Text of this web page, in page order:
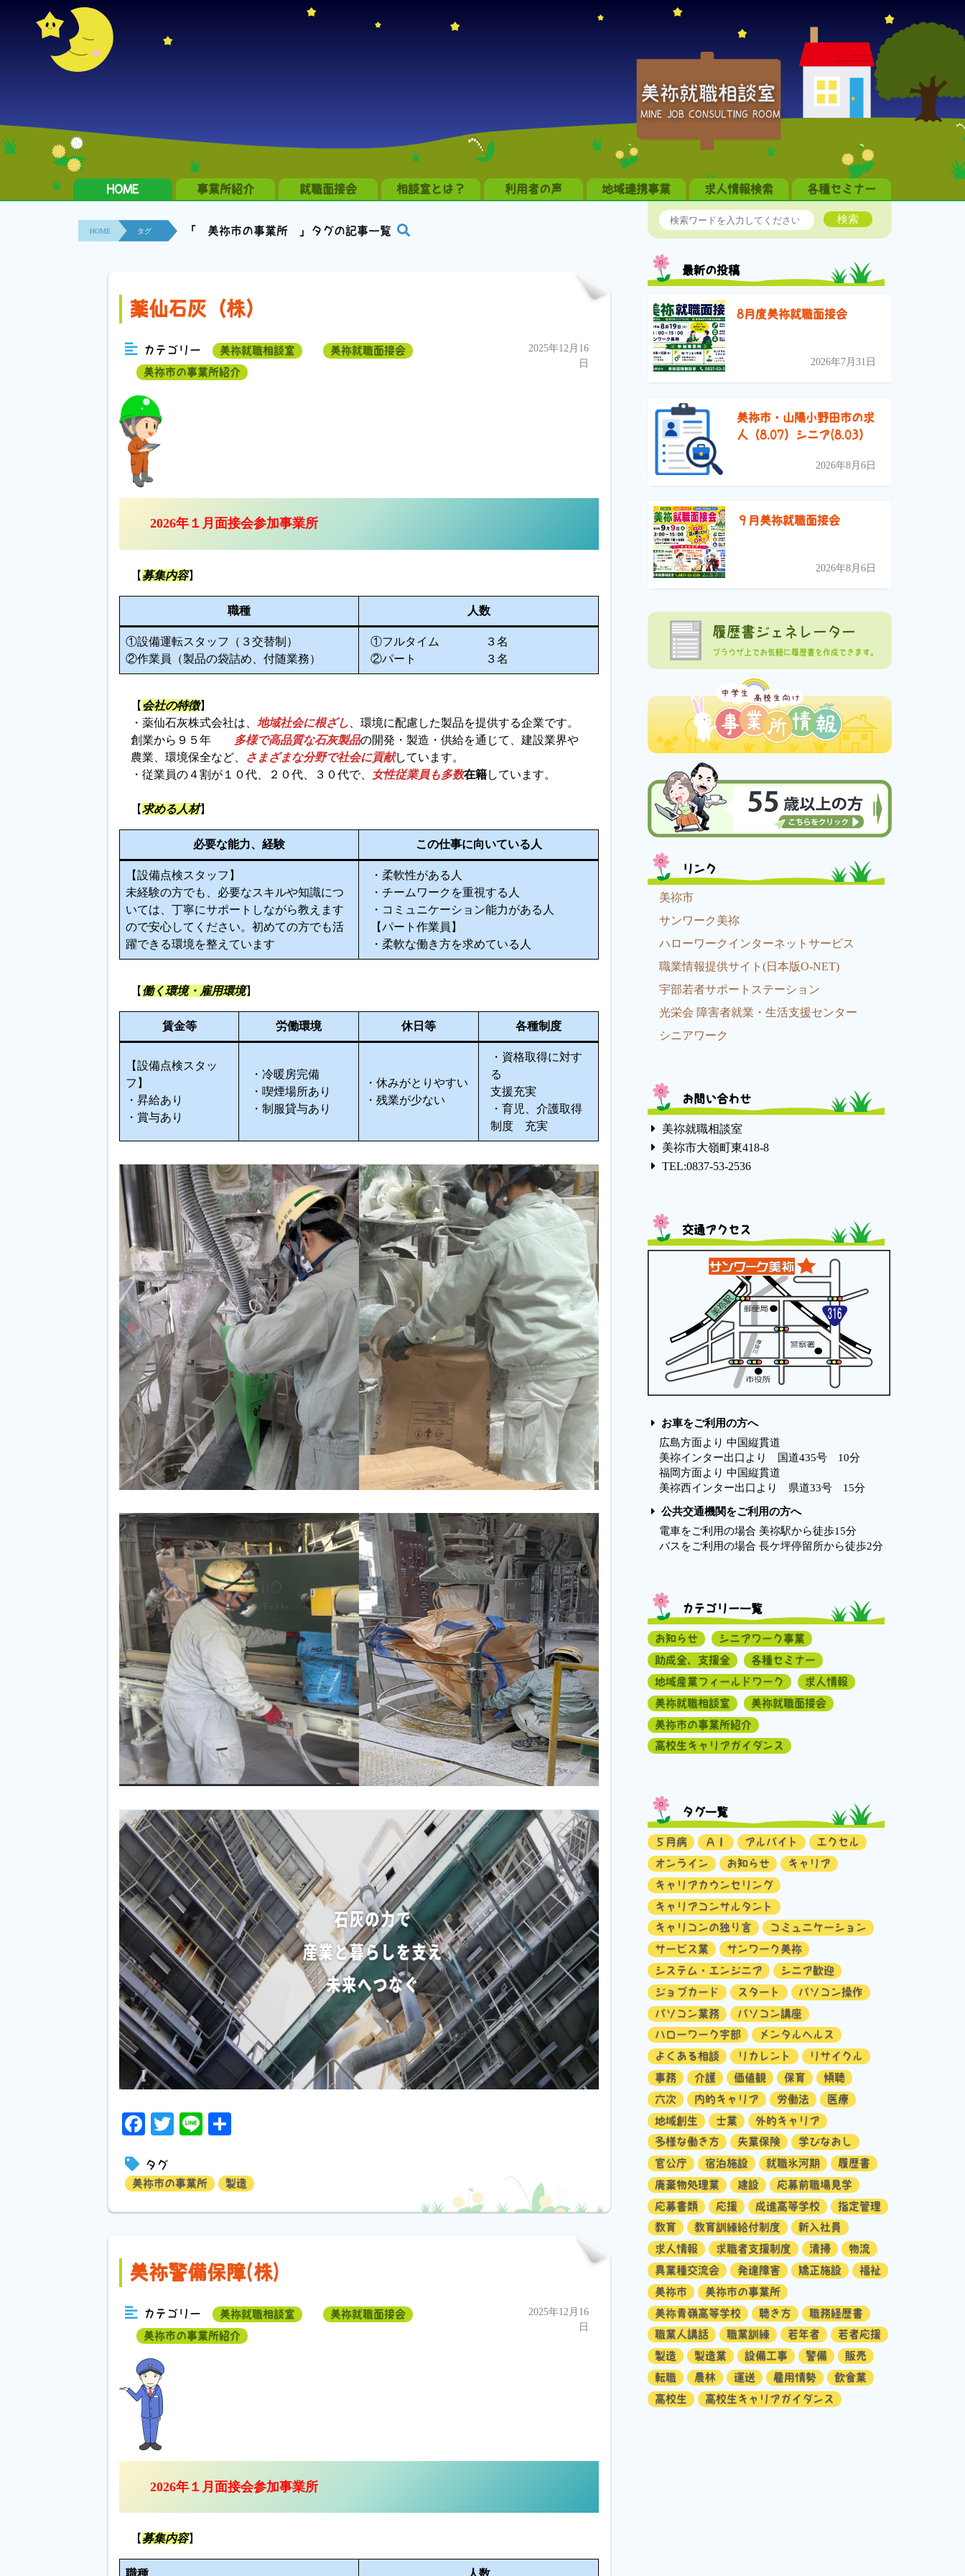
美祢就職相談室
MINE JOB CONSULTING ROOM
HOME 事業所紹介 就職面接会 相談室とは？ 利用者の声 地域連携事業 求人情報検索 各種セミナー
HOME タグ 「 美祢市の事業所 」タグの記事一覧
薬仙石灰（株）
カテゴリー 美祢就職相談室
美祢就職面接会
美祢市の事業所紹介
2025年12月16
日
2026年１月面接会参加事業所
【 募集内容】
職種 人数
①設備運転スタッフ（３交替制）
②作業員（製品の袋詰め、付随業務）
①フルタイム ３名
②パート ３名
【 会社の特徴】
・薬仙石灰株式会社は、 地域社会に根ざし 、環境に配慮した製品を提供する企業です。
創業から９５年
多様で高品質な石灰製品の開発・製造・供給を通じて、建設業界や
農業、環境保全など、
さまざまな分野で社会に貢献しています。
・従業員の４割が１０代、２０代、３０代で、
女性従業員も多数在籍しています。
【求める人材】
必要な能力、経験 この仕事に向いている人
【設備点検スタッフ】
未経験の方でも、必要なスキルや知識につ
いては、丁寧にサポートしながら教えます
ので安心してください。初めての方でも活
躍できる環境を整えています
・柔軟性がある人
・チームワークを重視する人
・コミュニケーション能力がある人
【パート作業員】
・柔軟な働き方を求めている人
【 働く環境・雇用環境】
賃金等 労働環境 休日等 各種制度
【設備点検スタッ
フ】
・昇給あり
・賞与あり
・冷暖房完備
・喫煙場所あり
・制服貸与あり
・休みがとりやすい
・残業が少ない
・資格取得に対す
る
支援充実
・育児、介護取得
制度 充実
Facebook
Twitter
Line
タグ
美祢市の事業所 製造
美祢警備保障(株)
カテゴリー 美祢就職相談室
美祢就職面接会
美祢市の事業所紹介
2025年12月16
日
2026年１月面接会参加事業所
【 募集内容】
検索
最新の投稿
8月度美祢就職面接会
2026年7月31日
美祢市・山陽小野田市の求
人（8.07）シニア(8.03）
2026年8月6日
９月美祢就職面接会
2026年8月6日
履歴書ジェネレーター
ブラウザ上でお気軽に履歴書を作成できます。
リンク
美祢市
サンワーク美祢
ハローワークインターネットサービス
職業情報提供サイト(日本版O-NET)
宇部若者サポートステーション
光栄会 障害者就業・生活支援センター
シニアワーク
お問い合わせ
美祢就職相談室
美祢市大嶺町東418-8
TEL:0837-53-2536
交通アクセス
お車をご利用の方へ
広島方面より 中国縦貫道
美祢インター出口より 国道435号 10分
福岡方面より 中国縦貫道
美祢西インター出口より 県道33号 15分
公共交通機関をご利用の方へ
電車をご利用の場合 美祢駅から徒歩15分
バスをご利用の場合 長ケ坪停留所から徒歩2分
カテゴリー一覧
お知らせ
シニアワーク事業
助成金、支援金
各種セミナー
地域産業フィールドワーク
求人情報
美祢就職相談室
美祢就職面接会
美祢市の事業所紹介
高校生キャリアガイダンス
タグ一覧
５月病 ＡＩ アルバイト
エクセル
オンライン
お知らせ
キャリア
キャリアカウンセリング
キャリアコンサルタント
キャリコンの独り言
コミュニケーション
サービス業
サンワーク美祢
システム・エンジニア
シニア歓迎
ジョブカード
スタート
パソコン操作
パソコン業務
パソコン講座
ハローワーク宇部
メンタルヘルス
よくある相談
リカレント
リサイクル
事務
介護 価値観 保育
傾聴
六次
内的キャリア 労働法
医療
地域創生
士業
外的キャリア
多様な働き方
失業保険
学びなおし
官公庁
宿泊施設 就職氷河期
履歴書
廃棄物処理業
建設
応募前職場見学
応募書類
応援 成進高等学校
指定管理
教育
教育訓練給付制度
新入社員
求人情報
求職者支援制度 清掃
物流
異業種交流会
発達障害 矯正施設
福祉
美祢市
美祢市の事業所
美祢青嶺高等学校
聴き方
職務経歴書
職業人講話
職業訓練 若年者
若者応援
製造
製造業 設備工事 警備
販売
転職
農林 運送 雇用情勢
飲食業
高校生
高校生キャリアガイダンス